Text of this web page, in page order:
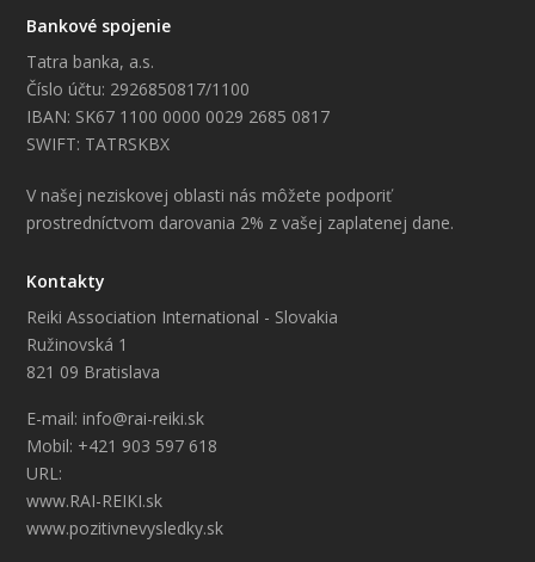
Bankové spojenie
Tatra banka, a.s.
Číslo účtu: 2926850817/1100
IBAN: SK67 1100 0000 0029 2685 0817
SWIFT: TATRSKBX
V našej neziskovej oblasti nás môžete podporiť
prostredníctvom darovania 2% z vašej zaplatenej dane.
Kontakty
Reiki Association International - Slovakia
Ružinovská 1
821 09 Bratislava
E-mail: info@rai-reiki.sk
Mobil: +421 903 597 618
URL:
www.RAI-REIKI.sk
www.pozitivnevysledky.sk